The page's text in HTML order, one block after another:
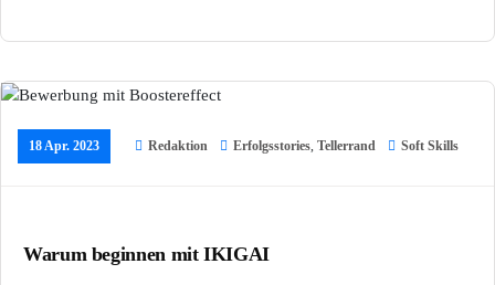
18 Apr. 2023 Redaktion Erfolgsstories, Tellerrand Soft Skills
Warum beginnen mit IKIGAI